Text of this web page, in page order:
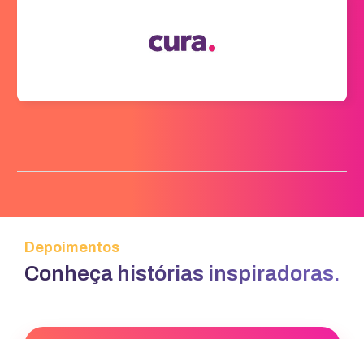
Depoimentos
Conheça histórias inspiradoras.